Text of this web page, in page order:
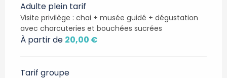
Adulte plein tarif
Visite privilège : chai + musée guidé + dégustation
avec charcuteries et bouchées sucrées
À partir de 20,00 €
Tarif groupe